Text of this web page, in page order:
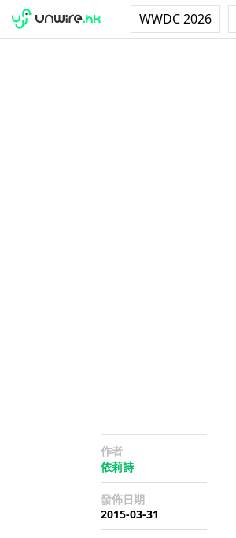
WWDC 2026
作者
依莉詩
發佈日期
2015-03-31